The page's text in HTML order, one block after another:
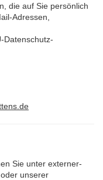
die auf Sie persönlich
Adressen,
Datenschutz-
Sie unter externer-
unserer